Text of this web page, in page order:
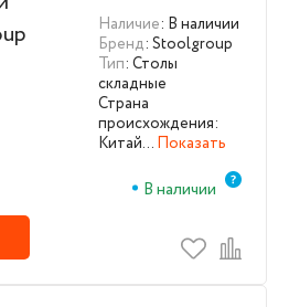
80/110 Y80-110
(УТ000000593)
Наличие: В наличии
Бренд: Stoolgroup
Тип: Столы
складные
Страна
происхождения:
Китай… Показать
В наличии